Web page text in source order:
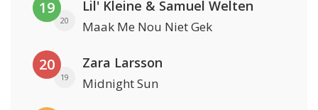
19
20
Lil' Kleine & Samuel Welten
Maak Me Nou Niet Gek
20
19
Zara Larsson
Midnight Sun